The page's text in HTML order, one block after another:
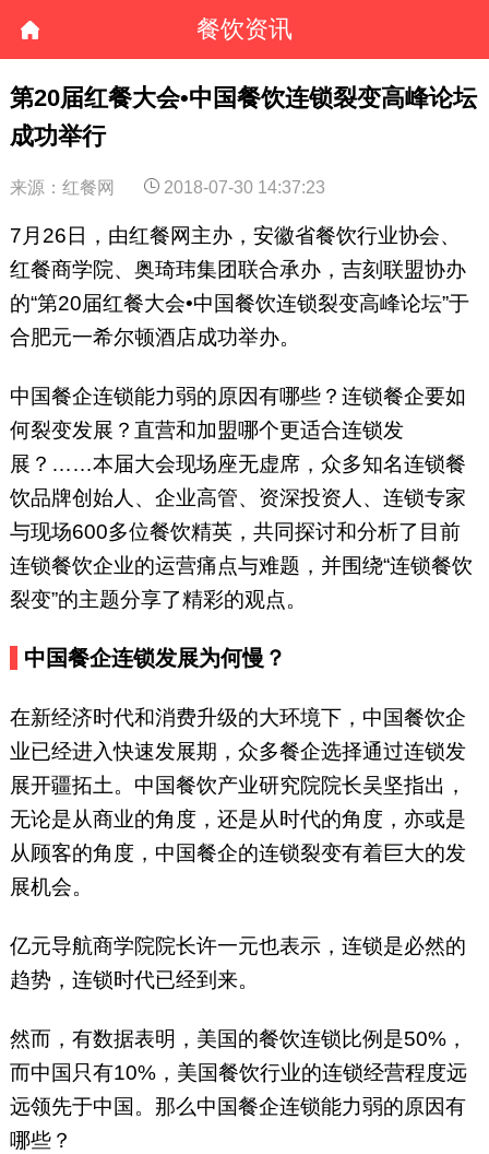
餐饮资讯
第20届红餐大会•中国餐饮连锁裂变高峰论坛
成功举行
来源：红餐网 2018-07-30 14:37:23
7月26日，由红餐网主办，安徽省餐饮行业协会、
红餐商学院、奥琦玮集团联合承办，吉刻联盟协办
的“第20届红餐大会•中国餐饮连锁裂变高峰论坛”于
合肥元一希尔顿酒店成功举办。
中国餐企连锁能力弱的原因有哪些？连锁餐企要如
何裂变发展？直营和加盟哪个更适合连锁发
展？……本届大会现场座无虚席，众多知名连锁餐
饮品牌创始人、企业高管、资深投资人、连锁专家
与现场600多位餐饮精英，共同探讨和分析了目前
连锁餐饮企业的运营痛点与难题，并围绕“连锁餐饮
裂变”的主题分享了精彩的观点。
中国餐企连锁发展为何慢？
在新经济时代和消费升级的大环境下，中国餐饮企
业已经进入快速发展期，众多餐企选择通过连锁发
展开疆拓土。中国餐饮产业研究院院长吴坚指出，
无论是从商业的角度，还是从时代的角度，亦或是
从顾客的角度，中国餐企的连锁裂变有着巨大的发
展机会。
亿元导航商学院院长许一元也表示，连锁是必然的
趋势，连锁时代已经到来。
然而，有数据表明，美国的餐饮连锁比例是50%，
而中国只有10%，美国餐饮行业的连锁经营程度远
远领先于中国。那么中国餐企连锁能力弱的原因有
哪些？